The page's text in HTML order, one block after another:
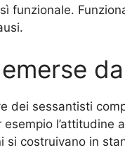
funzionale.
dei sessantisti
l’attitudine
si costruivano in